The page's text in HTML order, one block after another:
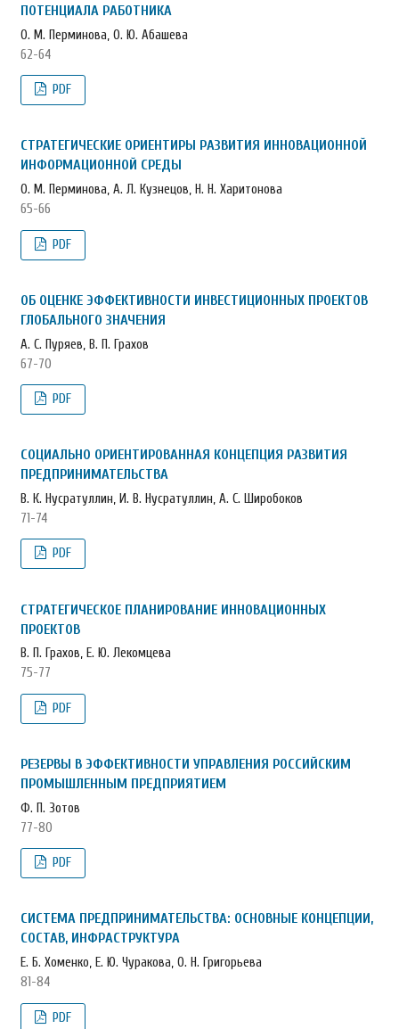
ПОТЕНЦИАЛА РАБОТНИКА
О. М. Перминова, О. Ю. Абашева
62-64
PDF
СТРАТЕГИЧЕСКИЕ ОРИЕНТИРЫ РАЗВИТИЯ ИННОВАЦИОННОЙ
ИНФОРМАЦИОННОЙ СРЕДЫ
О. М. Перминова, А. Л. Кузнецов, Н. Н. Харитонова
65-66
PDF
ОБ ОЦЕНКЕ ЭФФЕКТИВНОСТИ ИНВЕСТИЦИОННЫХ ПРОЕКТОВ
ГЛОБАЛЬНОГО ЗНАЧЕНИЯ
А. С. Пуряев, В. П. Грахов
67-70
PDF
СОЦИАЛЬНО ОРИЕНТИРОВАННАЯ КОНЦЕПЦИЯ РАЗВИТИЯ
ПРЕДПРИНИМАТЕЛЬСТВА
В. К. Нусратуллин, И. В. Нусратуллин, А. С. Широбоков
71-74
PDF
СТРАТЕГИЧЕСКОЕ ПЛАНИРОВАНИЕ ИННОВАЦИОННЫХ
ПРОЕКТОВ
В. П. Грахов, Е. Ю. Лекомцева
75-77
PDF
РЕЗЕРВЫ В ЭФФЕКТИВНОСТИ УПРАВЛЕНИЯ РОССИЙСКИМ
ПРОМЫШЛЕННЫМ ПРЕДПРИЯТИЕМ
Ф. П. Зотов
77-80
PDF
СИСТЕМА ПРЕДПРИНИМАТЕЛЬСТВА: ОСНОВНЫЕ КОНЦЕПЦИИ,
СОСТАВ, ИНФРАСТРУКТУРА
Е. Б. Хоменко, Е. Ю. Чуракова, О. Н. Григорьева
81-84
PDF